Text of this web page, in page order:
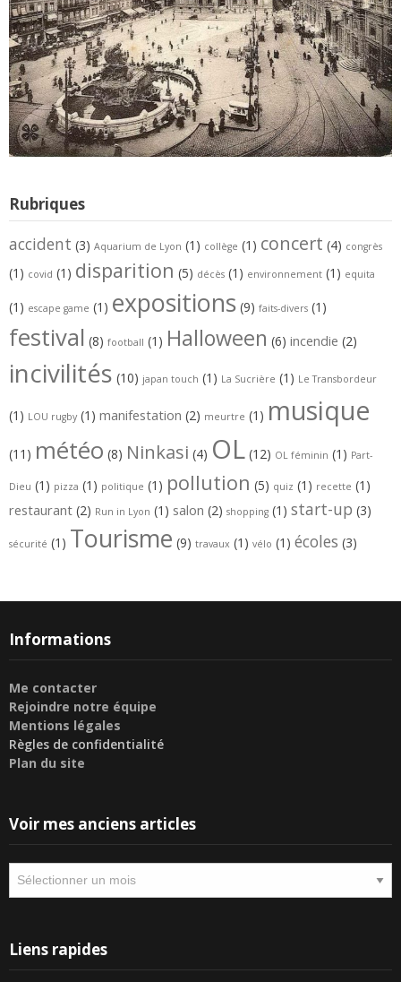
Rubriques
accident (3) Aquarium de Lyon (1) collège (1) concert (4) congrès
(1) covid (1) disparition (5) décès (1) environnement (1) equita
(1) escape game (1) expositions (9) faits-divers (1)
festival (8) football (1) Halloween (6) incendie (2)
incivilités (10) japan touch (1) La Sucrière (1) Le Transbordeur
(1) LOU rugby (1) manifestation (2) meurtre (1) musique
(11) météo (8) Ninkasi (4) OL (12) OL féminin (1) Part-
Dieu (1) pizza (1) politique (1) pollution (5) quiz (1) recette (1)
restaurant (2) Run in Lyon (1) salon (2) shopping (1) start-up (3)
sécurité (1) Tourisme (9) travaux (1) vélo (1) écoles (3)
Informations
Me contacter
Rejoindre notre équipe
Mentions légales
Règles de confidentialité
Plan du site
Voir mes anciens articles
mes
Liens rapides